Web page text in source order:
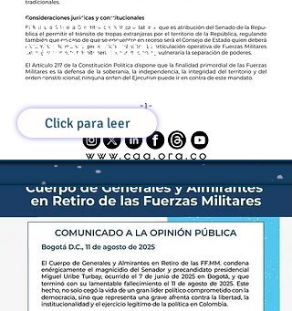
Comunicado a la
Opinión Pública
15 de Agosto de 2025
Click para leer